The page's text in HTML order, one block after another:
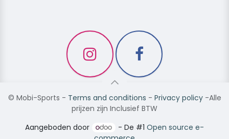
© Mobi-Sports - Terms and conditions - Privacy policy-Alle
prijzen zijn Inclusief BTW
Aangeboden door
- De #1Open source e-